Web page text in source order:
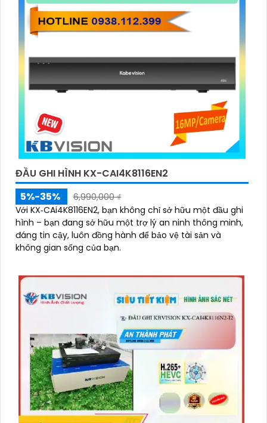
ĐẦU GHI HÌNH KX-CAI4K8116EN2
5%-35%
6,990,000 ₫
Với KX‑CAi4K8116EN2, bạn không chỉ sở hữu một đầu ghi
hình – bạn đang sở hữu một trợ lý an ninh thông minh,
đáng tin cậy, luôn đồng hành để bảo vệ tài sản và
không gian sống của bạn.